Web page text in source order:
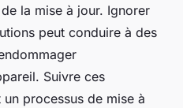
la mise à jour. Ignorer
peut conduire à des
Suivre ces
processus de mise à